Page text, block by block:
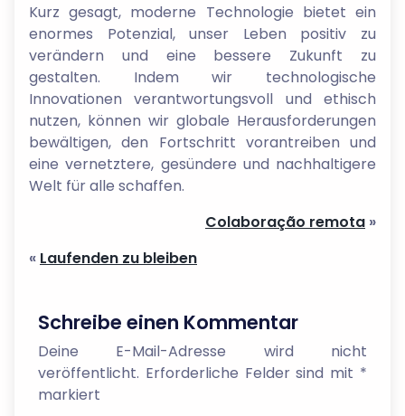
Kurz gesagt, moderne Technologie bietet ein
enormes Potenzial, unser Leben positiv zu
verändern und eine bessere Zukunft zu
gestalten. Indem wir technologische
Innovationen verantwortungsvoll und ethisch
nutzen, können wir globale Herausforderungen
bewältigen, den Fortschritt vorantreiben und
eine vernetztere, gesündere und nachhaltigere
Welt für alle schaffen.
Colaboração remota »
« Laufenden zu bleiben
Schreibe einen Kommentar
Deine E-Mail-Adresse wird nicht
veröffentlicht. Erforderliche Felder sind mit *
markiert